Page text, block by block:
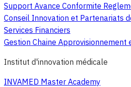
Support Avance Conformite
Conseil Innovation et Partenariats
Services Financiers
Gestion Chaine Approvisionnement
Institut d'innovation médicale
INVAMED Master Academy